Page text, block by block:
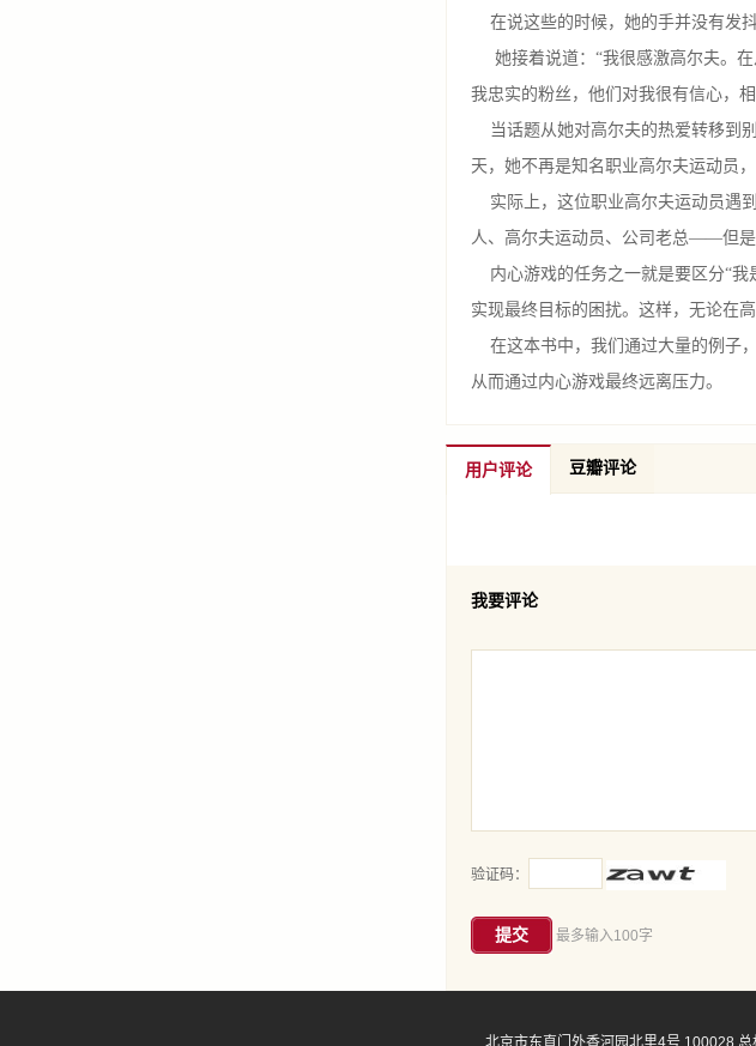
在说这些的时候，她的手并没有发抖
她接着说道：“我很感激高尔夫。在
我忠实的粉丝，他们对我很有信心，
当话题从她对高尔夫的热爱转移到
天，她不再是知名职业高尔夫运动员
实际上，这位职业高尔夫运动员遇
人、高尔夫运动员、公司老总——但是
内心游戏的任务之一就是要区分“我
实现最终目标的困扰。这样，无论在
在这本书中，我们通过大量的例子
从而通过内心游戏最终远离压力。
用户评论 豆瓣评论
我要评论
验证码：
提交 最多输入100字
北京市东直门外香河园北里4号 100028